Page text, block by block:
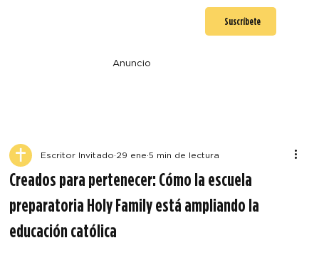
Suscríbete
Anuncio
Creados para pertenecer: Cómo la escuela
preparatoria Holy Family está ampliando la
educación católica
Escritor Invitado 29 ene 5 min de lectura